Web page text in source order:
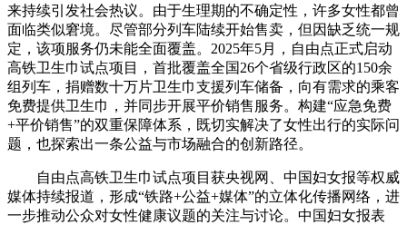
来持续引发社会热议。由于生理期的不确定性，许多女性都曾
面临类似窘境。尽管部分列车陆续开始售卖，但因缺乏统一规
定，该项服务仍未能全面覆盖。2025年5月，自由点正式启动
高铁卫生巾试点项目，首批覆盖全国26个省级行政区的150余
组列车，捐赠数十万片卫生巾支援列车储备，向有需求的乘客
免费提供卫生巾，并同步开展平价销售服务。构建“应急免费
+平价销售”的双重保障体系，既切实解决了女性出行的实际问
题，也探索出一条公益与市场融合的创新路径。
自由点高铁卫生巾试点项目获央视网、中国妇女报等权威
媒体持续报道，形成“铁路+公益+媒体”的立体化传播网络，进
一步推动公众对女性健康议题的关注与讨论。中国妇女报表